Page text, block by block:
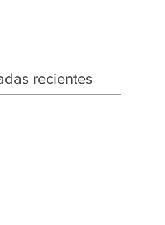
recientes